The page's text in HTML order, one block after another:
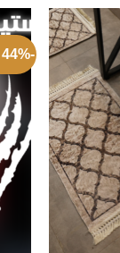
-44% عروض الجمعة البيضاء